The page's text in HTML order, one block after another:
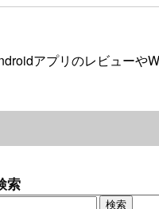
アプリのレビューや
索